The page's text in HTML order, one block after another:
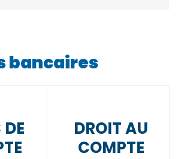
bancaires
DE
DROIT AU
COMPTE